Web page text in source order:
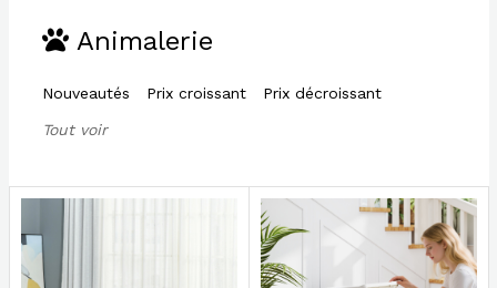
Animalerie
Nouveautés Prix croissant Prix décroissant
Tout voir